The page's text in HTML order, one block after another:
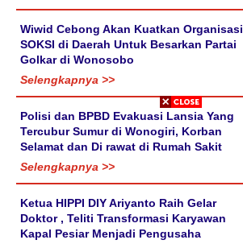
Wiwid Cebong Akan Kuatkan Organisasi
SOKSI di Daerah Untuk Besarkan Partai
Golkar di Wonosobo
Selengkapnya >>
Polisi dan BPBD Evakuasi Lansia Yang
Tercubur Sumur di Wonogiri, Korban
Selamat dan Di rawat di Rumah Sakit
Selengkapnya >>
Ketua HIPPI DIY Ariyanto Raih Gelar
Doktor , Teliti Transformasi Karyawan
Kapal Pesiar Menjadi Pengusaha